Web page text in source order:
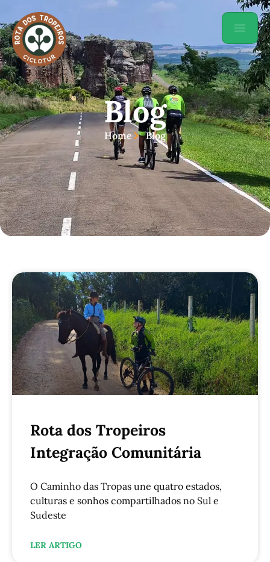
Blog
Home Blog
Rota dos Tropeiros
Integração Comunitária
O Caminho das Tropas une quatro estados,
culturas e sonhos compartilhados no Sul e
Sudeste
LER ARTIGO